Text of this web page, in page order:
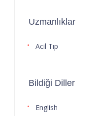
Uzmanlıklar
Acil Tıp
Bildiği Diller
English